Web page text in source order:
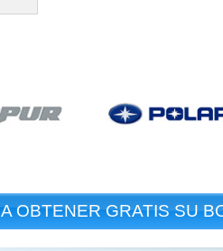
OBTENER GRATIS SU